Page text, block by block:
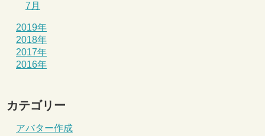
7月
2019年
2018年
2017年
2016年
カテゴリー
アバター作成